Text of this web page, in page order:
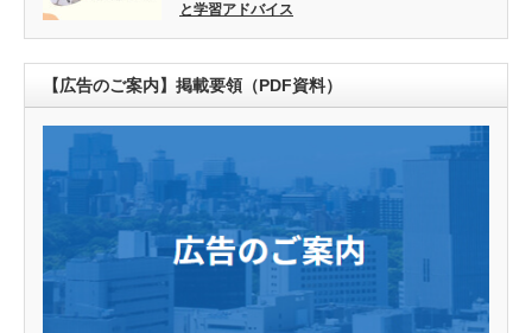
と学習アドバイス
【広告のご案内】掲載要領（PDF資料）